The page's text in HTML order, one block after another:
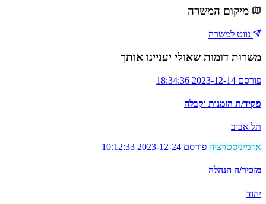
מיקום המשרה
נווט למשרה
משרות דומות שאולי יעניינו אותך
פורסם 2023-12-14 18:34:36
פקיד/ת הזמנות וקבלה
תל אביב
אדמיניסטרציה פורסם 2023-12-24 10:12:33
מזכיר/ה הנהלה
יהוד